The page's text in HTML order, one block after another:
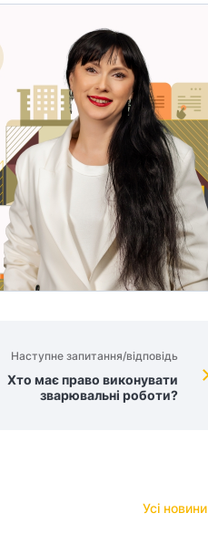
Наступне запитання/відповідь
Хто має право виконувати
зварювальні роботи?
Усі новини